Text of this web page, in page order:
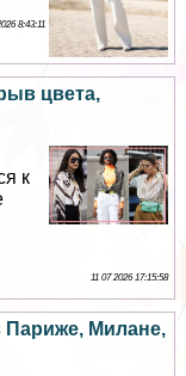
8:43:11
цвета,
к
11 07 2026 17:15:58
Париже, Милане,